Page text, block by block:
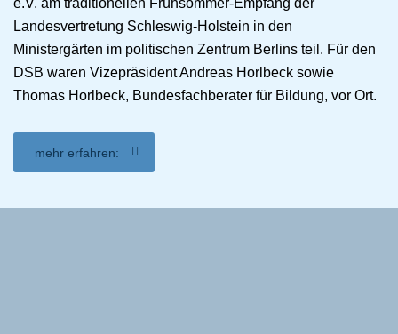
Landesvertretung Schleswig-Holstein in den
Ministergärten im politischen Zentrum Berlins teil. Für den
DSB waren Vizepräsident Andreas Horlbeck sowie
Thomas Horlbeck, Bundesfachberater für Bildung, vor Ort.
mehr erfahren: